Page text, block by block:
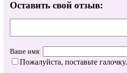
Оставить свой отзыв:
Ваше имя:
Пожалуйста, поставьте галочку.